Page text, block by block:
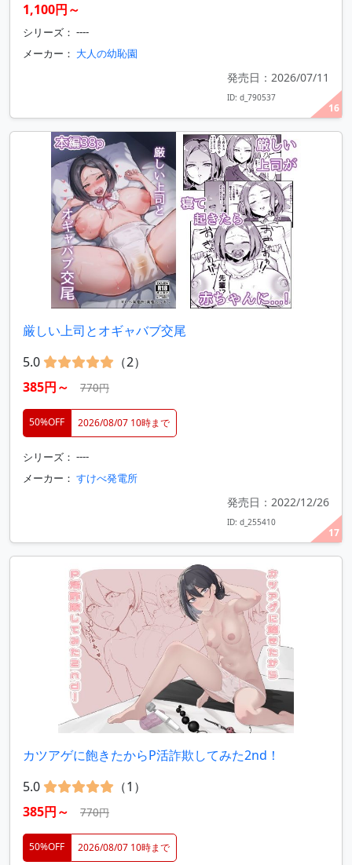
16
1,100円～
シリーズ： ----
メーカー： 大人の幼恥園
発売日：2026/07/11
ID: d_790537
17
厳しい上司とオギャバブ交尾
5.0
（2）
385円～
770円
50%OFF 2026/08/07 10時まで
シリーズ： ----
メーカー： すけべ発電所
発売日：2022/12/26
ID: d_255410
カツアゲに飽きたからP活詐欺してみた2nd！
5.0
（1）
385円～
770円
50%OFF 2026/08/07 10時まで